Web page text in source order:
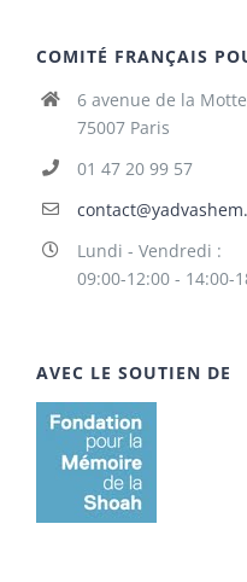
COMITÉ FRANÇAIS
6 avenue de la
75007 Paris
01 47 20 99 57
Lundi - Vendredi :
09:00-12:00 - 14:00-
AVEC LE SOUTIEN DE